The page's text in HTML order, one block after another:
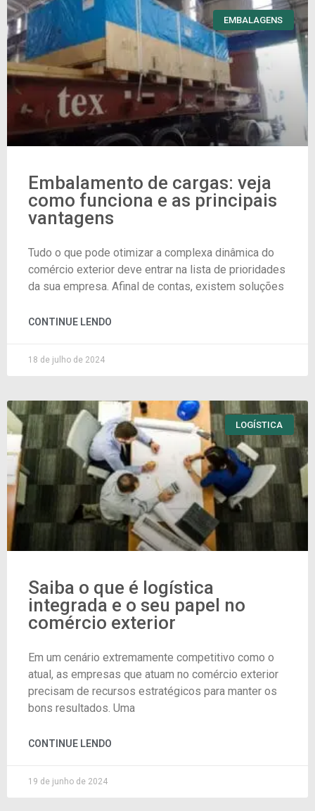
EMBALAGENS
Embalamento de cargas: veja
como funciona e as principais
vantagens
Tudo o que pode otimizar a complexa dinâmica do
comércio exterior deve entrar na lista de prioridades
da sua empresa. Afinal de contas, existem soluções
CONTINUE LENDO
18 de julho de 2024
LOGÍSTICA
Saiba o que é logística
integrada e o seu papel no
comércio exterior
Em um cenário extremamente competitivo como o
atual, as empresas que atuam no comércio exterior
precisam de recursos estratégicos para manter os
bons resultados. Uma
CONTINUE LENDO
19 de junho de 2024